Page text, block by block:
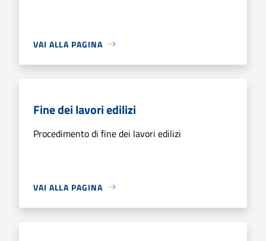
VAI ALLA PAGINA
Fine dei lavori edilizi
Procedimento di fine dei lavori edilizi
VAI ALLA PAGINA